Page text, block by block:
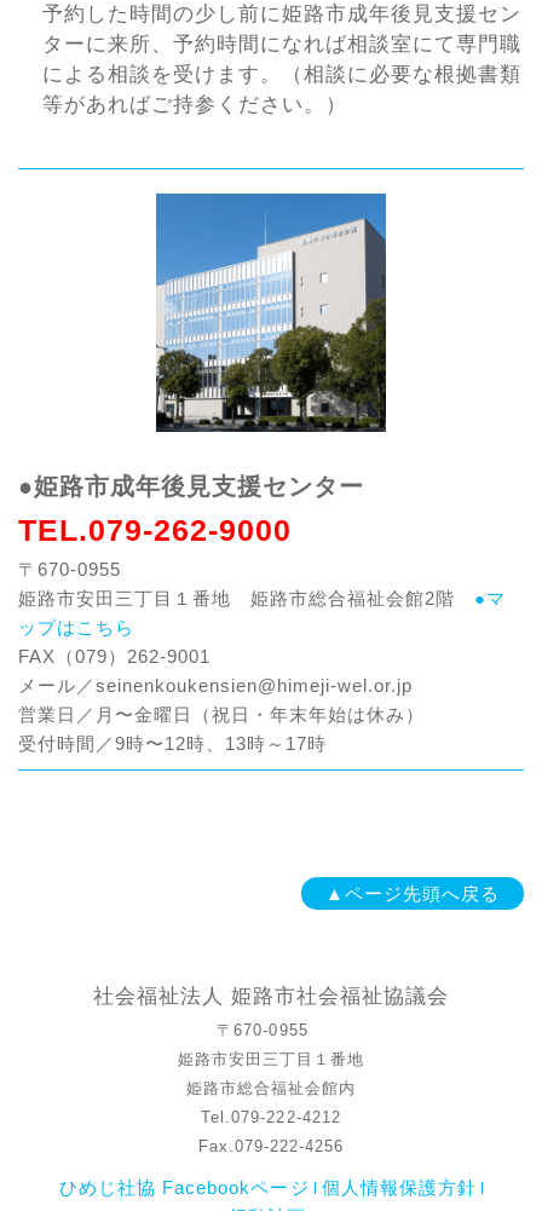
予約した時間の少し前に姫路市成年後見支援セン
ターに来所、予約時間になれば相談室にて専門職
による相談を受けます。（相談に必要な根拠書類
等があればご持参ください。）
●姫路市成年後見支援センター
TEL.079-262-9000
〒670-0955
姫路市安田三丁目１番地 姫路市総合福祉会館2階 ●マ
ップはこちら
FAX（079）262-9001
メール／seinenkoukensien@himeji-wel.or.jp
営業日／月〜金曜日（祝日・年末年始は休み）
受付時間／9時〜12時、13時～17時
▲ページ先頭へ戻る
社会福祉法人 姫路市社会福祉協議会
〒670-0955
姫路市安田三丁目１番地
姫路市総合福祉会館内
Tel.079-222-4212
Fax.079-222-4256
ひめじ社協 Facebookページ
個人情報保護方針